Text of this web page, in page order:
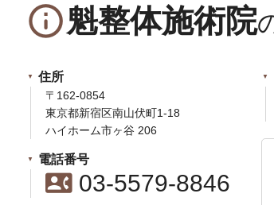
info_outline魁整体施術院
住所
〒162-0854
東京都新宿区南山伏町1-18
ハイホーム市ヶ谷 206
電話番号
contact_phone03-5579-8846